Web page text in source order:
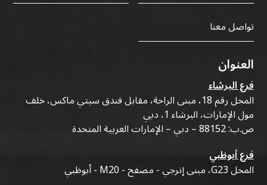
تواصل معنا
العنوان
فرع البرشاء
المحل رقم 18، مبنى الراحة، مقابل فندق سيتي ماكس، خلف
مول الإمارات، البرشاء 1، دبي
ص.ب: 88152 – دبي – الإمارات العربية المتحدة
فرع أبوظبي
المحل G23، مبنى إنرجي - مصفح - M20 - أبوظبي